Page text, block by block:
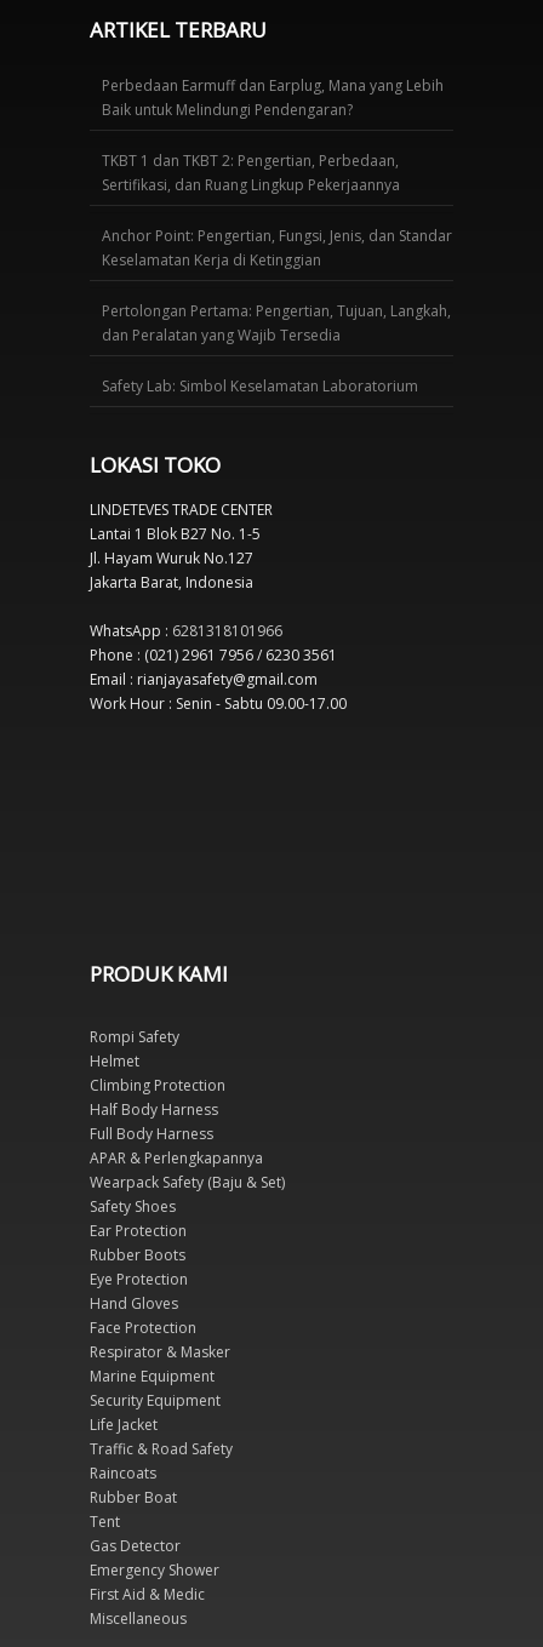
ARTIKEL TERBARU
Perbedaan Earmuff dan Earplug, Mana yang Lebih
Baik untuk Melindungi Pendengaran?
TKBT 1 dan TKBT 2: Pengertian, Perbedaan,
Sertifikasi, dan Ruang Lingkup Pekerjaannya
Anchor Point: Pengertian, Fungsi, Jenis, dan Standar
Keselamatan Kerja di Ketinggian
Pertolongan Pertama: Pengertian, Tujuan, Langkah,
dan Peralatan yang Wajib Tersedia
Safety Lab: Simbol Keselamatan Laboratorium
LOKASI TOKO
LINDETEVES TRADE CENTER
Lantai 1 Blok B27 No. 1-5
Jl. Hayam Wuruk No.127
Jakarta Barat, Indonesia
WhatsApp : 6281318101966
Phone : (021) 2961 7956 / 6230 3561
Email : rianjayasafety@gmail.com
Work Hour : Senin - Sabtu 09.00-17.00
PRODUK KAMI
Rompi Safety
Helmet
Climbing Protection
Half Body Harness
Full Body Harness
APAR & Perlengkapannya
Wearpack Safety (Baju & Set)
Safety Shoes
Ear Protection
Rubber Boots
Eye Protection
Hand Gloves
Face Protection
Respirator & Masker
Marine Equipment
Security Equipment
Life Jacket
Traffic & Road Safety
Raincoats
Rubber Boat
Tent
Gas Detector
Emergency Shower
First Aid & Medic
Miscellaneous